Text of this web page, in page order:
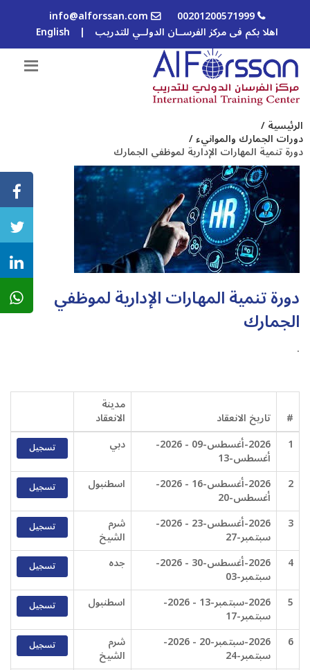
00201200571999
info@alforssan.com
اهلا بكم فى مركز الفرســان الدولــي للتدريب |
English
الرئيسية /
دورات الجمارك والموانيء /
دورة تنمية المهارات الإدارية لموظفي الجمارك
دورة تنمية المهارات الإدارية لموظفي
الجمارك
.
# تاريخ الانعقاد
مدينة
الانعقاد
1
2026-أغسطس-09 - 2026-
أغسطس-13
دبي تسجيل
2 2026-أغسطس-16 - 2026-
أغسطس-20
اسطنبول تسجيل
3 2026-أغسطس-23 - 2026-
سبتمبر-27
شرم
الشيخ
تسجيل
4 2026-أغسطس-30 - 2026-
سبتمبر-03
جده تسجيل
5 2026-سبتمبر-13 - 2026-
سبتمبر-17
اسطنبول تسجيل
6 2026-سبتمبر-20 - 2026-
سبتمبر-24
شرم
الشيخ
تسجيل